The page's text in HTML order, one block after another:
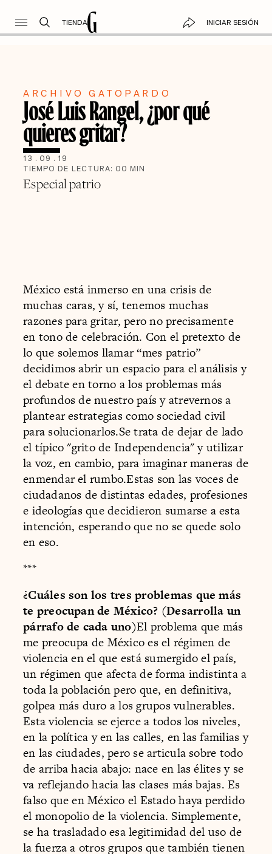
TIENDA INICIAR SESIÓN
ARCHIVO GATOPARDO
José Luis Rangel, ¿por qué
quieres gritar?
13 . 09 . 19
TIEMPO DE LECTURA: 00 MIN
Especial patrio
México está inmerso en una crisis de
muchas caras, y sí, tenemos muchas
razones para gritar, pero no precisamente
en tono de celebración. Con el pretexto de
lo que solemos llamar “mes patrio”
decidimos abrir un espacio para el análisis y
el debate en torno a los problemas más
profundos de nuestro país y atrevernos a
plantear estrategias como sociedad civil
para solucionarlos.Se trata de dejar de lado
el típico "grito de Independencia" y utilizar
la voz, en cambio, para imaginar maneras de
enmendar el rumbo.Estas son las voces de
ciudadanos de distintas edades, profesiones
e ideologías que decidieron sumarse a esta
intención, esperando que no se quede solo
en eso.
***
¿Cuáles son los tres problemas que más
te preocupan de México? (Desarrolla un
párrafo de cada uno)El problema que más
me preocupa de México es el régimen de
violencia en el que está sumergido el país,
un régimen que afecta de forma indistinta a
toda la población pero que, en definitiva,
golpea más duro a los grupos vulnerables.
Esta violencia se ejerce a todos los niveles,
en la política y en las calles, en las familias y
en las ciudades, pero se articula sobre todo
de arriba hacia abajo: nace en las élites y se
va reflejando hacia las clases más bajas. Es
falso que en México el Estado haya perdido
el monopolio de la violencia. Simplemente,
se ha trasladado esa legitimidad del uso de
la fuerza a otros grupos que también tienen